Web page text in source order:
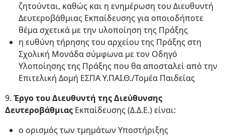
ζητούνται, καθώς και η ενημέρωση του Διευθυντή
Δευτεροβάθμιας Εκπαίδευσης για οποιοδήποτε
θέμα σχετικά με την υλοποίηση της Πράξης
η ευθύνη τήρησης του αρχείου της Πράξης στη
Σχολική Μονάδα σύμφωνα με τον Οδηγό
Υλοποίησης της Πράξης που θα αποσταλεί από την
Επιτελική Δομή ΕΣΠΑ Υ.ΠΑΙ.Θ./Τομέα Παιδείας
9. Έργο του Διευθυντή της Διεύθυνσης
Δευτεροβάθμιας Εκπαίδευσης (Δ.Δ.Ε.) είναι:
ο ορισμός των τμημάτων Υποστήριξης